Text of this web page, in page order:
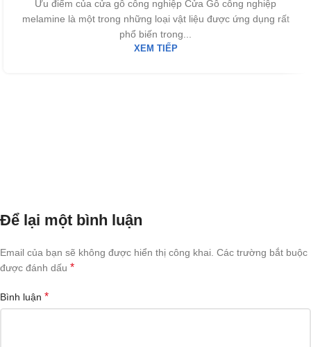
Ưu điểm của cửa gỗ công nghiệp Cửa Gỗ công nghiệp
melamine là một trong những loại vật liệu được ứng dụng rất
phổ biến trong...
XEM TIẾP
Để lại một bình luận
Email của bạn sẽ không được hiển thị công khai. Các trường bắt buộc
được đánh dấu *
Bình luận *